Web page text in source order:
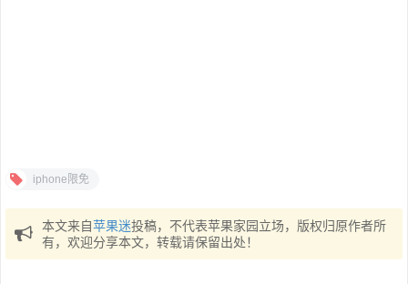
iphone限免
本文来自苹果迷投稿，不代表苹果家园立场，版权归原作者所
有，欢迎分享本文，转载请保留出处！